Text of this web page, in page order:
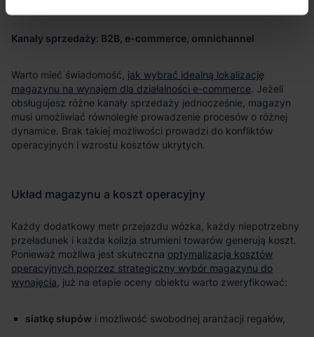
Kanały sprzedaży B2B, e-commerce, omnichannel
jak wybrać idealną lokalizację
magazynu na wynajem dla działalności e-commerce
optymalizacja kosztów
operacyjnych poprzez strategiczny wybór magazynu do
wynajęcia
siatkę słupów i możliwość swobodnej aranżacji regałów,